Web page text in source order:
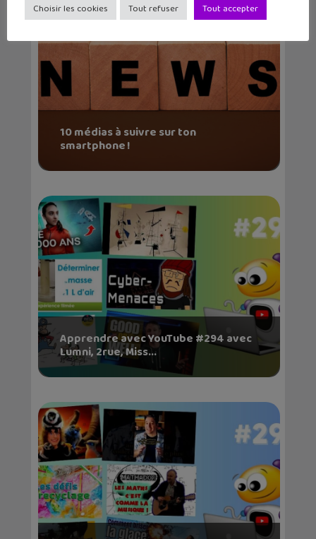
10 médias à suivre sur ton
smartphone !
Apprendre avec YouTube #294 avec
Lumni, 2rue, Miss...
Choisir les cookies Tout refuser Tout accepter